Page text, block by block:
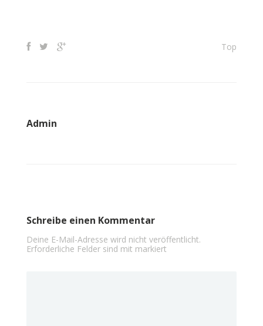
Top
Admin
Schreibe einen Kommentar
Deine E-Mail-Adresse wird nicht veröffentlicht.
Erforderliche Felder sind mit markiert